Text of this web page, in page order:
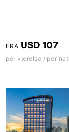
FRA USD 107
per værelse / per nat